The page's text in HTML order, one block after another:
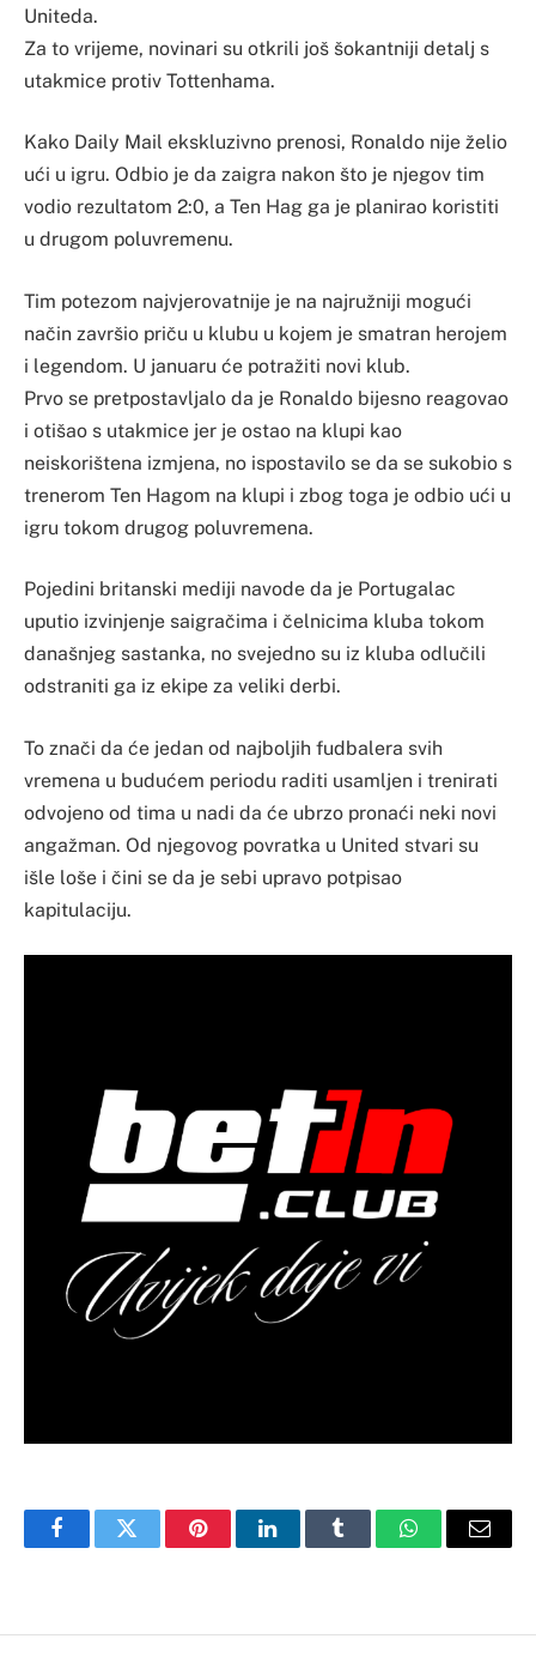
Uniteda.
Za to vrijeme, novinari su otkrili još šokantniji detalj s
utakmice protiv Tottenhama.
Kako Daily Mail ekskluzivno prenosi, Ronaldo nije želio
ući u igru. Odbio je da zaigra nakon što je njegov tim
vodio rezultatom 2:0, a Ten Hag ga je planirao koristiti
u drugom poluvremenu.
Tim potezom najvjerovatnije je na najružniji mogući
način završio priču u klubu u kojem je smatran herojem
i legendom. U januaru će potražiti novi klub.
Prvo se pretpostavljalo da je Ronaldo bijesno reagovao
i otišao s utakmice jer je ostao na klupi kao
neiskorištena izmjena, no ispostavilo se da se sukobio s
trenerom Ten Hagom na klupi i zbog toga je odbio ući u
igru tokom drugog poluvremena.
Pojedini britanski mediji navode da je Portugalac
uputio izvinjenje saigračima i čelnicima kluba tokom
današnjeg sastanka, no svejedno su iz kluba odlučili
odstraniti ga iz ekipe za veliki derbi.
To znači da će jedan od najboljih fudbalera svih
vremena u budućem periodu raditi usamljen i trenirati
odvojeno od tima u nadi da će ubrzo pronaći neki novi
angažman. Od njegovog povratka u United stvari su
išle loše i čini se da je sebi upravo potpisao
kapitulaciju.
FacebookTwitter PinterestLinkedInTumblr WhatsAppEmail